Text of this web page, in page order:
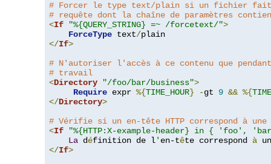
# Forcer le type text/plain si un fichier
# requête dont la chaîne de paramètres
<If "%{QUERY_STRING} =~ /forcetext/">
ForceType text/
</If>
# N'autoriser l'accès à ce contenu que
# travail
<Directory "/foo/bar/business">
Require expr %{TIME_HOUR} -gt 9 && %{
</Directory>
# Vérifie si un en-tête HTTP correspond à
<If
"%{HTTP:X-example-header} in { 'foo',
La définition de l' en-tête correspond à
</If>